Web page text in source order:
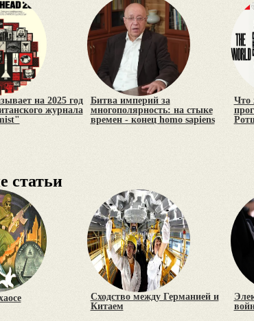
на 2025 год
журнала
Битва империй за
многополярность: на стыке
времен - конец homo sapiens
Что
статьи
Сходство между Германией и
Китаем